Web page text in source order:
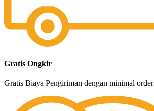
Gratis Ongkir
Gratis Biaya Pengiriman dengan minimal order